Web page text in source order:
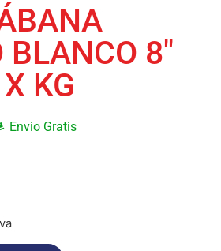
BLANCO 8″
KG
Envio Gratis